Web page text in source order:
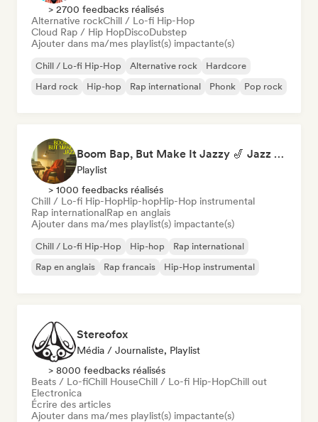
> 2700 feedbacks réalisés
Alternative rockChill / Lo-fi Hip-Hop
Cloud Rap / Hip HopDiscoDubstep
Ajouter dans ma/mes playlist(s) impactante(s)
Chill / Lo-fi Hip-Hop Alternative rock
Hardcore
Hard rock
Hip-hop Rap international Phonk Pop rock
Boom Bap, But Make It Jazzy 🎷 Jazz Rap, Underground & Conscious Hip-Hop
Playlist
> 1000 feedbacks réalisés
Chill / Lo-fi Hip-HopHip-hopHip-Hop instrumental
Rap internationalRap en anglais
Ajouter dans ma/mes playlist(s) impactante(s)
Chill / Lo-fi Hip-Hop Hip-hop
Rap international
Rap en anglais
Rap francais Hip-Hop instrumental
Stereofox
Média / Journaliste, Playlist
> 8000 feedbacks réalisés
Beats / Lo-fiChill HouseChill / Lo-fi Hip-HopChill out
Electronica
Écrire des articles
Ajouter dans ma/mes playlist(s) impactante(s)